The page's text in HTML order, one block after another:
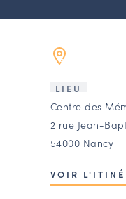
LIEU
Centre des
2 rue Jean-
54000 Nancy
VOIR